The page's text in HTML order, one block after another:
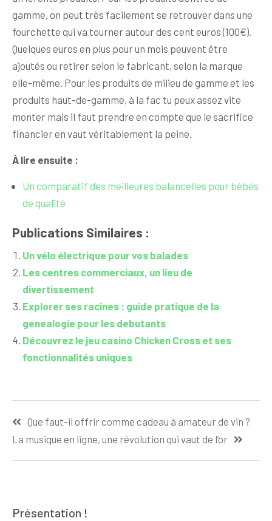
gamme, on peut très facilement se retrouver dans une
fourchette qui va tourner autour des cent euros (100€).
Quelques euros en plus pour un mois peuvent être
ajoutés ou retirer selon le fabricant, selon la marque
elle-même. Pour les produits de milieu de gamme et les
produits haut-de-gamme, à la fac tu peux assez vite
monter mais il faut prendre en compte que le sacrifice
financier en vaut véritablement la peine.
À lire ensuite :
Un comparatif des meilleures balancelles pour bébés
de qualité
Publications Similaires :
Un vélo électrique pour vos balades
Les centres commerciaux, un lieu de
divertissement
Explorer ses racines : guide pratique de la
genealogie pour les debutants
Découvrez le jeu casino Chicken Cross et ses
fonctionnalités uniques
Que faut-il offrir comme cadeau à amateur de vin ?
La musique en ligne, une révolution qui vaut de l’or
Présentation !